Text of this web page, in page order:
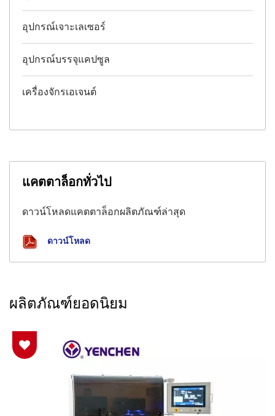
อุปกรณ์เจาะเลเซอร์
อุปกรณ์บรรจุแคปซูล
เครื่องจักรเอเจนต์
แคตตาล็อกทั่วไป
ดาวน์โหลดแคตตาล็อกผลิตภัณฑ์ล่าสุด
ดาวน์โหลด
ผลิตภัณฑ์ยอดนิยม